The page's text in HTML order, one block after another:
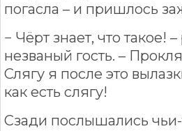
погасла – и пришлось
− Чёрт знает, что такое!
незваный гость. –
Слягу я после это
как есть слягу!
Сзади послышались